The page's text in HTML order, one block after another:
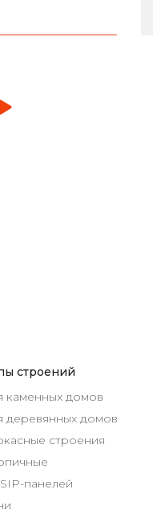
строений
каменных домов
деревянных домов
строения
панелей